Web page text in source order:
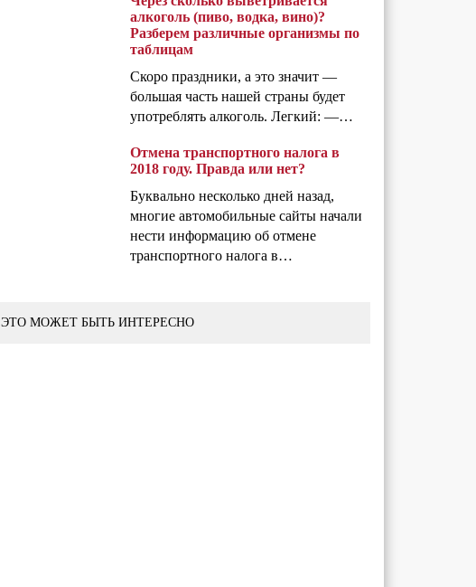
алкоголь (пиво, водка, вино)?
Разберем различные организмы по
таблицам
Скоро праздники, а это значит —
большая часть нашей страны будет
употреблять алкоголь. Легкий: —…
Отмена транспортного налога в
2018 году. Правда или нет?
Буквально несколько дней назад,
многие автомобильные сайты начали
нести информацию об отмене
транспортного налога в…
ЭТО МОЖЕТ БЫТЬ ИНТЕРЕСНО